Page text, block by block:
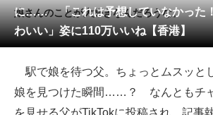
メディア
注目記事を集めた総合ページ
ITの今と未来を見通す
スマホと通信の最新トレンド
に…… 「これは予想していなかった
わいい」姿に110万いいね【香港】
娘さんのことが大好きなんだろうな。
駅で娘を待つ父。ちょっとムスッと
娘を見つけた瞬間……？ なんともチ